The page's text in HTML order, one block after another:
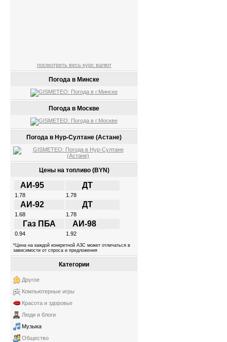
посмотреть весь курс валют
Погода в Минске
Погода в Москве
Погода в Нур-Султане (Астане)
Цены на топливо (BYN)
АИ-95 ДТ
1.78 1.78
АИ-92 ДТ
1.68 1.78
Газ ПБА АИ-98
0.94 1.92
*Цена на каждой конкретной АЗС может отличаться в
зависимости от спроса и предложения
Категории
Другое
Компьютерные игры
Красота и здоровье
Люди и блоги
Музыка
Общество